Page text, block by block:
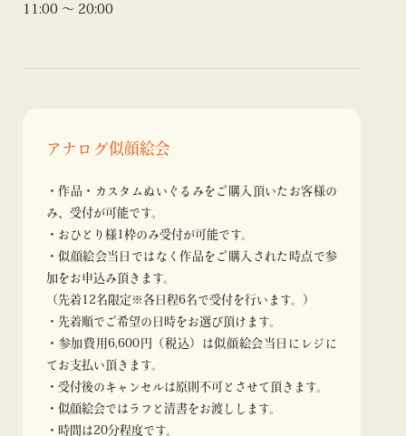
11:00 ～ 20:00
アナログ似顔絵会
・作品・カスタムぬいぐるみをご購入頂いたお客様の
み、受付が可能です。
・おひとり様1枠のみ受付が可能です。
・似顔絵会当日ではなく作品をご購入された時点で参
加をお申込み頂きます。
（先着12名限定※各日程6名で受付を行います。）
・先着順でご希望の日時をお選び頂けます。
・参加費用6,600円（税込）は似顔絵会当日にレジに
てお支払い頂きます。
・受付後のキャンセルは原則不可とさせて頂きます。
・似顔絵会ではラフと清書をお渡しします。
・時間は20分程度です。